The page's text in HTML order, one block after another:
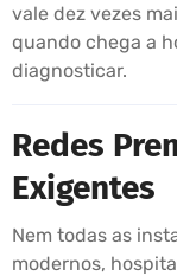
vale dez vezes
quando chega a
diagnosticar.
Redes
Exigentes
Nem todas as
modernos,